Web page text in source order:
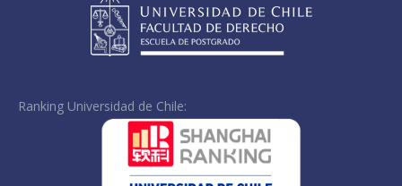
Ranking Universidad de Chile: